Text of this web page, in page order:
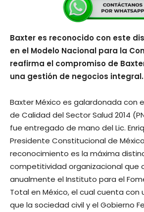
Baxter es reconocido con este
en el Modelo Nacional para la
reafirma el compromiso de
una gestión de negocios integral.
Baxter México es galardonada con
de Calidad del Sector Salud 2014
fue entregado de mano del Lic.
Presidente Constitucional de
reconocimiento es la máxima
competitividad organizacional que
anualmente el Instituto para el
Total en México, el cual cuenta con
que la sociedad civil y el Gobierno